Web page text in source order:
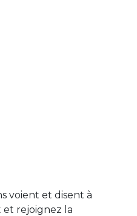
voient et disent à
rejoignez la